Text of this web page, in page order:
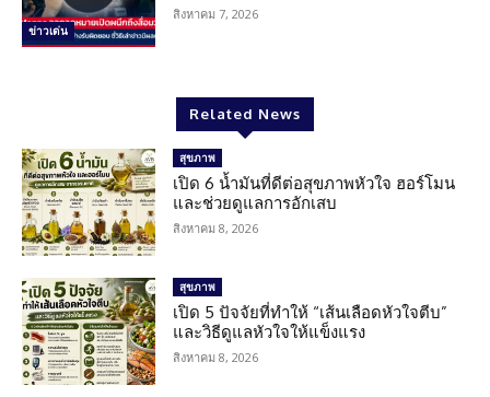
ข่าวเด่น
สิงหาคม 7, 2026
Related News
สุขภาพ
เปิด 6 น้ำมันที่ดีต่อสุขภาพหัวใจ ฮอร์โมน
และช่วยดูแลการอักเสบ
สิงหาคม 8, 2026
สุขภาพ
เปิด 5 ปัจจัยที่ทำให้ “เส้นเลือดหัวใจตีบ”
และวิธีดูแลหัวใจให้แข็งแรง
สิงหาคม 8, 2026